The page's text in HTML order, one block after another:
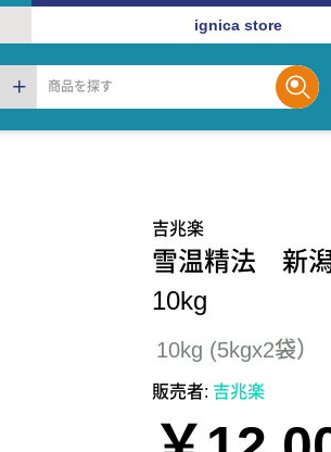
ignica store
吉兆楽
雪温精法 新
10kg
10kg (5kgx2袋）
販売者: 吉兆楽